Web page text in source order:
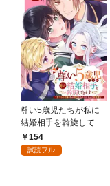
尊い5歳児たちが私に
結婚相手を斡旋してき
ます～捨てられ令嬢の
私に紹介されたのはな
154
試読フル